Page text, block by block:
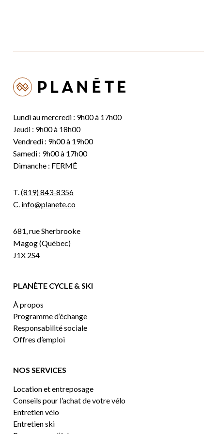
Lundi au mercredi : 9h00 à 17h00
Jeudi : 9h00 à 18h00
Vendredi : 9h00 à 19h00
Samedi : 9h00 à 17h00
Dimanche : FERMÉ
T.(819) 843-8356
C. info@planete.co
681, rue Sherbrooke
Magog (Québec)
J1X 2S4
PLANÈTE CYCLE & SKI
À propos
Programme d’échange
Responsabilité sociale
Offres d’emploi
NOS SERVICES
Location et entreposage
Conseils pour l’achat de votre vélo
Entretien vélo
Entretien ski